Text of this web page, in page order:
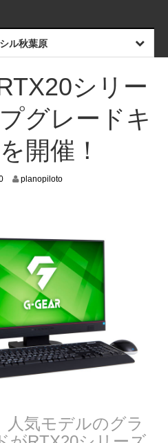
ル秋葉原
シリー
グレードキ
開催！
1
2
0
0
planopiloto
人気モデルのグラ